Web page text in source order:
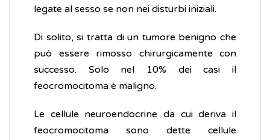
legate al sesso se non nei disturbi iniziali.
Di solito, si tratta di un tumore benigno che
può essere rimosso chirurgicamente con
successo. Solo nel 10% dei casi il
feocromocitoma è maligno.
Le cellule neuroendocrine da cui deriva il
feocromocitoma sono dette cellule